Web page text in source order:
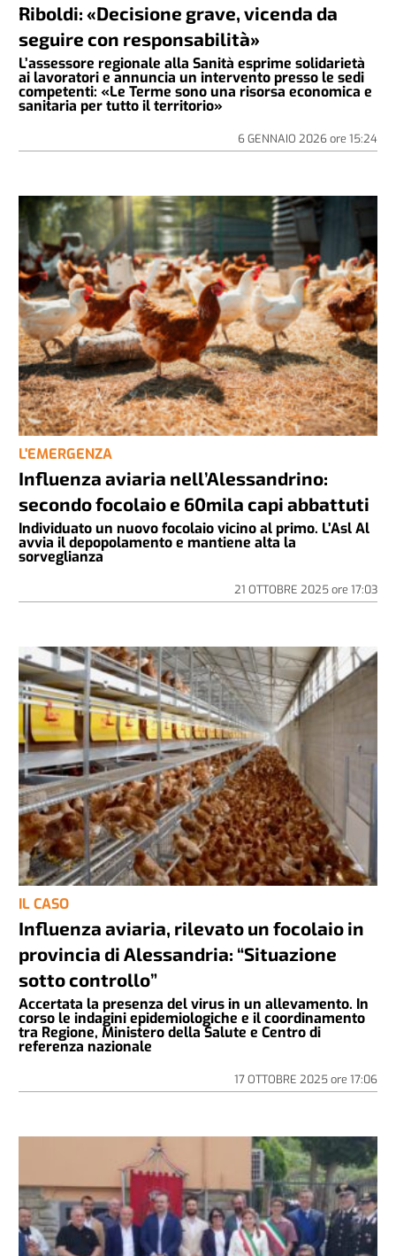
Riboldi: «Decisione grave, vicenda da
seguire con responsabilità»
L’assessore regionale alla Sanità esprime solidarietà
ai lavoratori e annuncia un intervento presso le sedi
competenti: «Le Terme sono una risorsa economica e
sanitaria per tutto il territorio»
6 GENNAIO 2026ore 15:24
L'EMERGENZA
Influenza aviaria nell’Alessandrino:
secondo focolaio e 60mila capi abbattuti
Individuato un nuovo focolaio vicino al primo. L’Asl Al
avvia il depopolamento e mantiene alta la
sorveglianza
21 OTTOBRE 2025ore 17:03
IL CASO
Influenza aviaria, rilevato un focolaio in
provincia di Alessandria: “Situazione
sotto controllo”
Accertata la presenza del virus in un allevamento. In
corso le indagini epidemiologiche e il coordinamento
tra Regione, Ministero della Salute e Centro di
referenza nazionale
17 OTTOBRE 2025ore 17:06